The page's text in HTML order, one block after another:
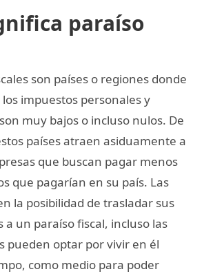
paraíso
son países o regiones donde
impuestos personales y
muy bajos o incluso nulos. De
países atraen asiduamente a
que buscan pagar menos
que pagarían en su país. Las
la posibilidad de trasladar sus
a un paraíso fiscal, incluso las
pueden optar por vivir en él
como medio para poder